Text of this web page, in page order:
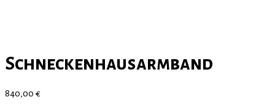
Schneckenhausarmband
840,00 €